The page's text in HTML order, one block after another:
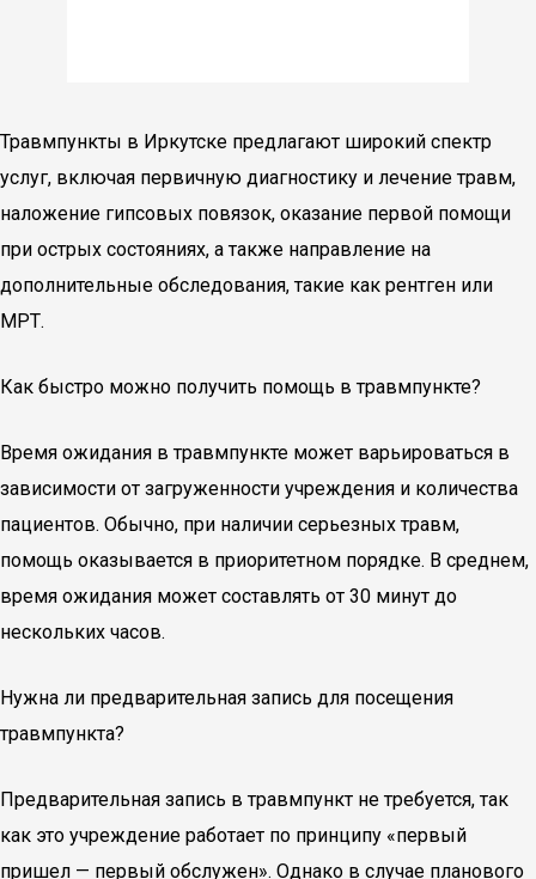
Травмпункты в Иркутске предлагают широкий спектр
услуг, включая первичную диагностику и лечение травм,
наложение гипсовых повязок, оказание первой помощи
при острых состояниях, а также направление на
дополнительные обследования, такие как рентген или
МРТ.
Как быстро можно получить помощь в травмпункте?
Время ожидания в травмпункте может варьироваться в
зависимости от загруженности учреждения и количества
пациентов. Обычно, при наличии серьезных травм,
помощь оказывается в приоритетном порядке. В среднем,
время ожидания может составлять от 30 минут до
нескольких часов.
Нужна ли предварительная запись для посещения
травмпункта?
Предварительная запись в травмпункт не требуется, так
как это учреждение работает по принципу «первый
пришел — первый обслужен». Однако в случае планового